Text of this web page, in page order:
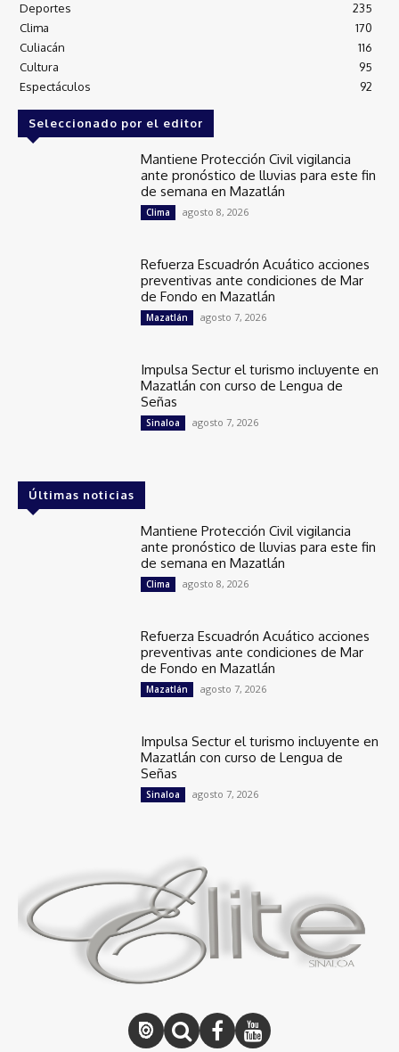
Deportes
235
Clima
170
Culiacán
116
Cultura
95
Espectáculos
92
Seleccionado por el editor
Mantiene Protección Civil vigilancia
ante pronóstico de lluvias para este fin
de semana en Mazatlán
Clima agosto 8, 2026
Refuerza Escuadrón Acuático acciones
preventivas ante condiciones de Mar
de Fondo en Mazatlán
Mazatlán agosto 7, 2026
Impulsa Sectur el turismo incluyente en
Mazatlán con curso de Lengua de
Señas
Sinaloa agosto 7, 2026
Últimas noticias
Mantiene Protección Civil vigilancia
ante pronóstico de lluvias para este fin
de semana en Mazatlán
Clima agosto 8, 2026
Refuerza Escuadrón Acuático acciones
preventivas ante condiciones de Mar
de Fondo en Mazatlán
Mazatlán agosto 7, 2026
Impulsa Sectur el turismo incluyente en
Mazatlán con curso de Lengua de
Señas
Sinaloa agosto 7, 2026